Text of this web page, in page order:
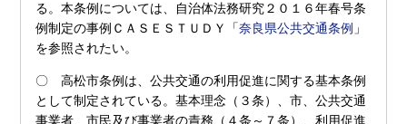
る。本条例については、自治体法務研究２０１６年春号条
例制定の事例ＣＡＳＥＳＴＵＤＹ「奈良県公共交通条例 」
を参照されたい。
〇 高松市条例は、公共交通の利用促進に関する基本条例
として制定されている。基本理念（３条）、市、公共交通
事業者、市民及び事業者の責務（４条～７条）、利用促進